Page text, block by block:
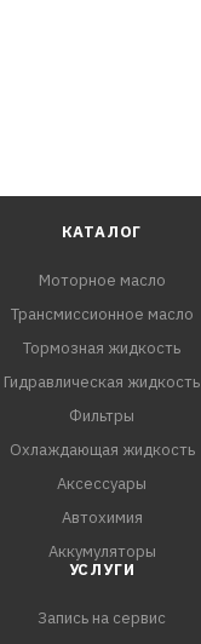
КАТАЛОГ
Моторное масло
Трансмиссионное масло
Тормозная жидкость
Гидравлическая жидкость
Фильтры
Охлаждающая жидкость
Аксессуары
Автохимия
Аккумуляторы
УСЛУГИ
Запись на сервис